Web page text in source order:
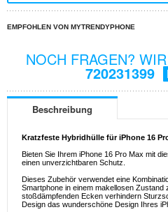
EMPFOHLEN VON MYTRENDYPHONE
NOCH FRAGEN?
720231399
Beschreibung
Kratzfeste Hybridhülle für iPhone 16
Bieten Sie Ihrem iPhone 16 Pro Max mit
einen unverzichtbaren Schutz.
Dieses Zubehör verwendet eine
Smartphone in einem makellosen Zustand
stoßdämpfenden Ecken verhindern
Design das wunderschöne Design Ihres